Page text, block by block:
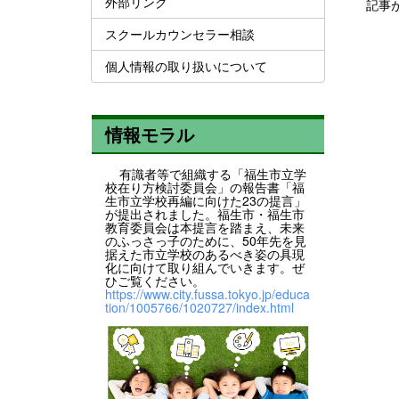
記事
スクールカウンセラー相談
個人情報の取り扱いについて
情報モラル
有識者等で組織する「福生市立学
校在り方検討委員会」の報告書「福
生市立学校再編に向けた23の提言」
が提出されました。福生市・福生市
教育委員会は本提言を踏まえ、未来
のふっさっ子のために、50年先を見
据えた市立学校のあるべき姿の具現
化に向けて取り組んでいきます。ぜ
ひご覧ください。
https://www.city.fussa.tokyo.jp/educa
tion/1005766/1020727/index.html